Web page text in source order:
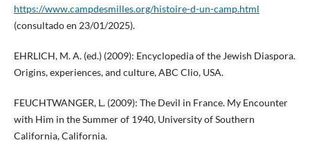
https://www.campdesmilles.org/histoire-d-un-camp.html
(consultado en 23/01/2025).
EHRLICH, M. A. (ed.) (2009): Encyclopedia of the Jewish Diaspora.
Origins, experiences, and culture, ABC Clio, USA.
FEUCHTWANGER, L. (2009): The Devil in France. My Encounter
with Him in the Summer of 1940, University of Southern
California, California.